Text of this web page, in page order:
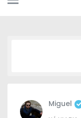
Miguel